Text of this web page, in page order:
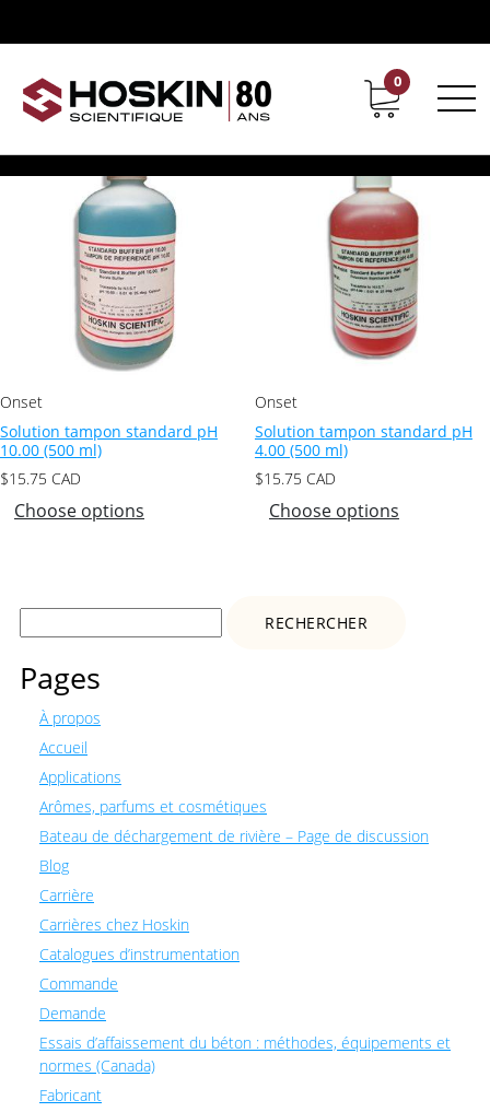
Support Carrières chez Hoskin
0
2 résultats affichés
Onset
Solution tampon standard pH
10.00 (500 ml)
$15.75 CAD
Choose options
Onset
Solution tampon standard pH
4.00 (500 ml)
$15.75 CAD
Choose options
Rechercher :
Pages
À propos
Accueil
Applications
Arômes, parfums et cosmétiques
Bateau de déchargement de rivière – Page de discussion
Blog
Carrière
Carrières chez Hoskin
Catalogues d’instrumentation
Commande
Demande
Essais d’affaissement du béton : méthodes, équipements et
normes (Canada)
Fabricant